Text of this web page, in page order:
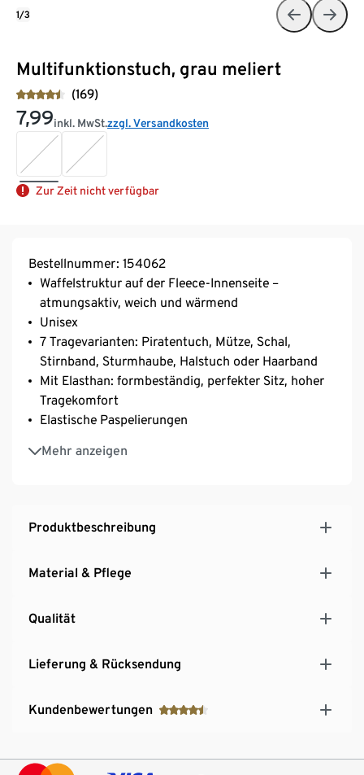
Multifunktionstuch, grau meliert
(169)
7,99inkl. MwSt.zzgl. Versandkosten
Zur Zeit nicht verfügbar
1/3
Bestellnummer: 154062
Waffelstruktur auf der Fleece-Innenseite –
atmungsaktiv, weich und wärmend
Unisex
7 Tragevarianten: Piratentuch, Mütze, Schal,
Stirnband, Sturmhaube, Halstuch oder Haarband
Mit Elasthan: formbeständig, perfekter Sitz, hoher
Tragekomfort
Elastische Paspelierungen
Mehr anzeigen
Ideal für Outdoorsport bei Wind oder Kälte
Produktbeschreibung
Material & Pflege
Qualität
Lieferung & Rücksendung
Kundenbewertungen